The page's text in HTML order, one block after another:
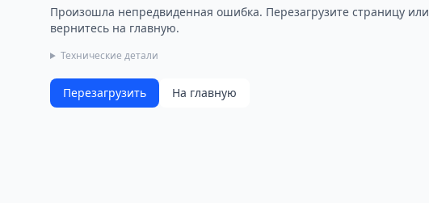
Произошла непредвиденная ошибка. Перезагрузите страницу или
вернитесь на главную.
Технические детали
Перезагрузить На главную